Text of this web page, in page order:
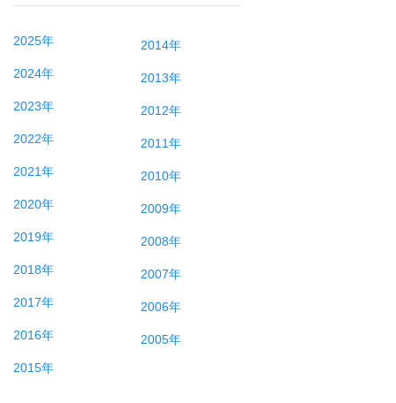
2025年
2024年
2023年
2022年
2021年
2020年
2019年
2018年
2017年
2016年
2015年
2014年
2013年
2012年
2011年
2010年
2009年
2008年
2007年
2006年
2005年